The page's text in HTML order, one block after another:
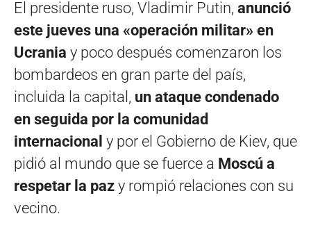
El presidente ruso, Vladimir Putin, anunció
este jueves una «operación militar» en
Ucrania y poco después comenzaron los
bombardeos en gran parte del país,
incluida la capital, un ataque condenado
en seguida por la comunidad
internacional y por el Gobierno de Kiev, que
pidió al mundo que se fuerce a Moscú a
respetar la paz y rompió relaciones con su
vecino.